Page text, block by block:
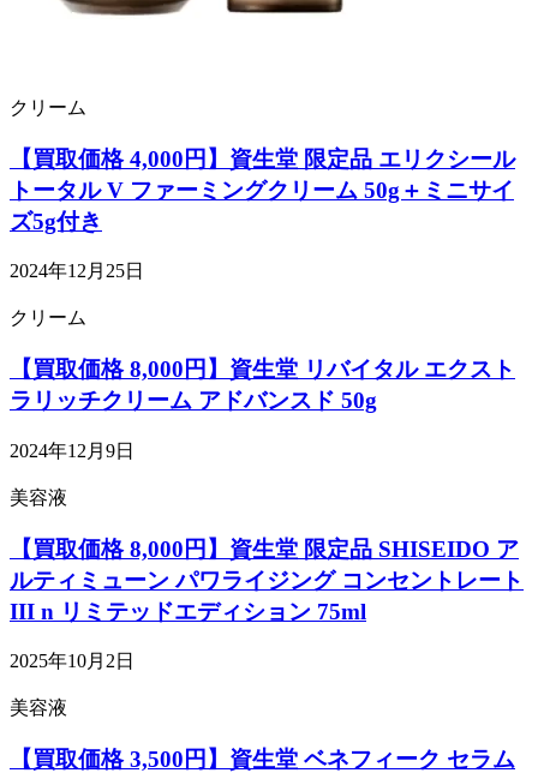
クリーム
【買取価格 4,000円】資生堂 限定品 エリクシール
トータル V ファーミングクリーム 50g＋ミニサイ
ズ5g付き
2024年12月25日
クリーム
【買取価格 8,000円】資生堂 リバイタル エクスト
ラリッチクリーム アドバンスド 50g
2024年12月9日
美容液
【買取価格 8,000円】資生堂 限定品 SHISEIDO ア
ルティミューン パワライジング コンセントレート
III n リミテッドエディション 75ml
2025年10月2日
美容液
【買取価格 3,500円】資生堂 ベネフィーク セラム